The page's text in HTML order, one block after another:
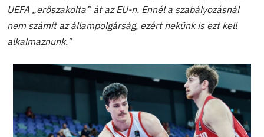
UEFA „erőszakolta” át az EU-n. Ennél a szabályozásnál
nem számít az állampolgárság, ezért nekünk is ezt kell
alkalmaznunk.”